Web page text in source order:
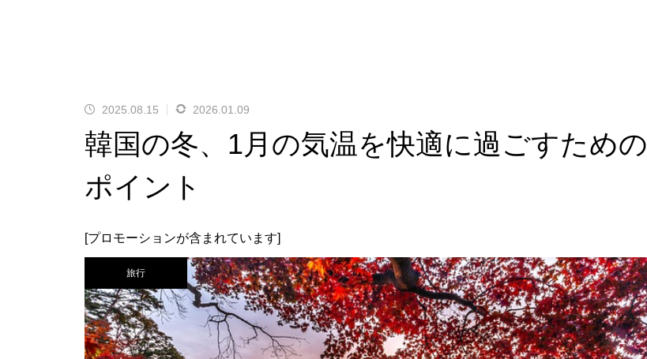
2025.08.15 2026.01.09
韓国の冬、1月の気温を快適に過ごすための
ポイント
[プロモーションが含まれています]
旅行